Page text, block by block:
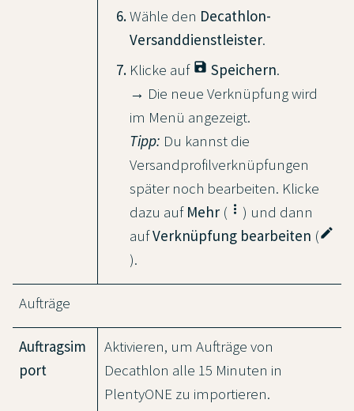
Wähle den Decathlon-
Versanddienstleister.
Klicke auf save Speichern.
→ Die neue Verknüpfung wird
im Menü angezeigt.
Tipp: Du kannst die
Versandprofilverknüpfungen
später noch bearbeiten. Klicke
dazu auf Mehr ( more_vert ) und dann
aufVerknüpfung bearbeiten (edit
).
Aufträge
Auftragsim
port
Aktivieren, um Aufträge von
Decathlon alle 15 Minuten in
PlentyONE zu importieren.